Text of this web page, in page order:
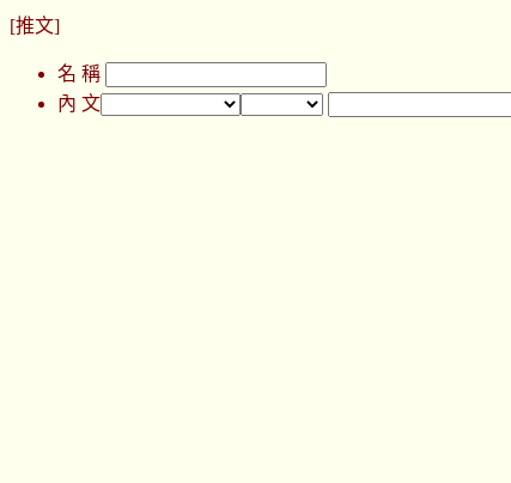
[推文]
名 稱
內 文